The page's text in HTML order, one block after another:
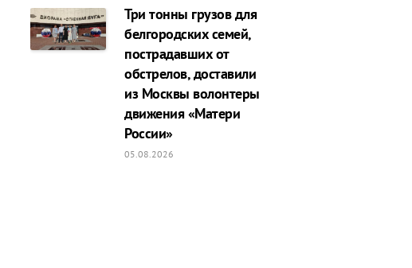
Три тонны грузов для
белгородских семей,
пострадавших от
обстрелов, доставили
из Москвы волонтеры
движения «Матери
России»
05.08.2026